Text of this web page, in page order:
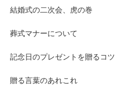
結婚式の二次会、虎の巻
葬式マナーについて
記念日のプレゼントを贈るコツ
贈る言葉のあれこれ